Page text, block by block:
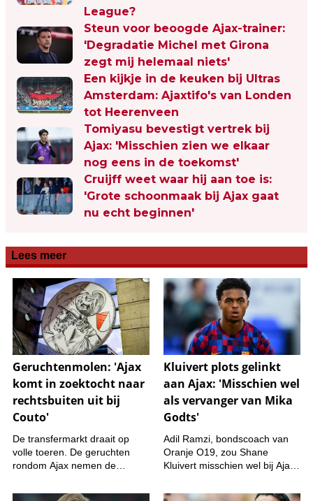
League?
Steun voor beoogde Ajax-trainer:
'Degradatie Michel met Girona
zegt mij helemaal niets'
Een kijkje in de keuken bij Ultras
Amsterdam: Ajaxtifo's van Londen
tot Heerenveen
Tomiyasu bevestigt vertrek bij
Ajax: 'Misschien zien we elkaar
nog eens in de toekomst'
Cruijff weet waar hij aan toe is:
'Grote schoonmaak bij Ajax gaat
nu echt beginnen'